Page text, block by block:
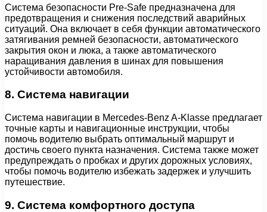
Система безопасности Pre-Safe предназначена для
предотвращения и снижения последствий аварийных
ситуаций. Она включает в себя функции автоматического
затягивания ремней безопасности, автоматического
закрытия окон и люка, а также автоматического
наращивания давления в шинах для повышения
устойчивости автомобиля.
8. Система навигации
Система навигации в Mercedes-Benz A-Klasse предлагает
точные карты и навигационные инструкции, чтобы
помочь водителю выбрать оптимальный маршрут и
достичь своего пункта назначения. Система также может
предупреждать о пробках и других дорожных условиях,
чтобы помочь водителю избежать задержек и улучшить
путешествие.
9. Система комфортного доступа